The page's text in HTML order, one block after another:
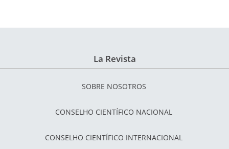
La Revista
SOBRE NOSOTROS
CONSELHO CIENTÍFICO NACIONAL
CONSELHO CIENTÍFICO INTERNACIONAL